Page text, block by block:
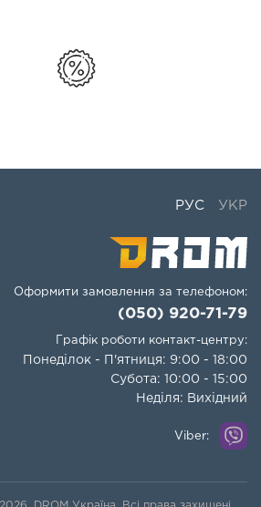
РУС УКР
Оформити замовлення за телефоном:
(050) 920-71-79
Графік роботи контакт-центру:
Понеділок - П'ятниця: 9:00 - 18:00
Субота: 10:00 - 15:00
Неділя: Вихідний
Viber: